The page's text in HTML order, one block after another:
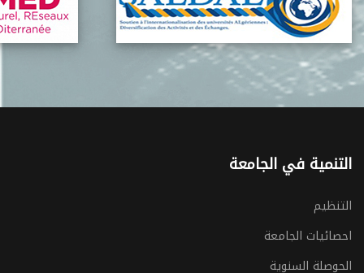
التنمية في الجامعة
التنظيم
احصائيات الجامعة
الحوصلة السنوية